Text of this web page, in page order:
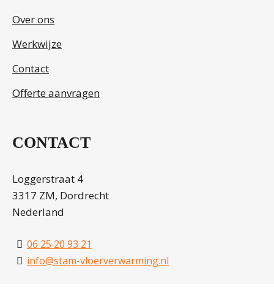
Over ons
Werkwijze
Contact
Offerte aanvragen
CONTACT
Loggerstraat 4
3317 ZM, Dordrecht
Nederland
06 25 20 93 21
info@stam-vloerverwarming.nl